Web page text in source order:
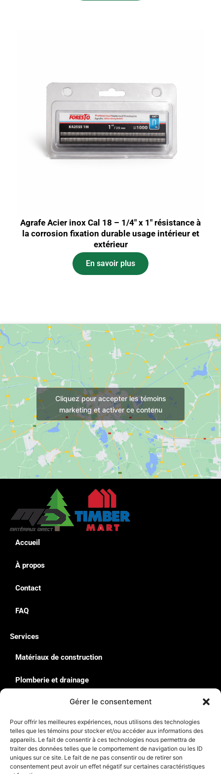
Gérer le consentement
Pour offrir les meilleures expériences, nous utilisons des technologies
telles que les témoins pour stocker et/ou accéder aux informations des
appareils. Le fait de consentir à ces technologies nous permettra de
traiter des données telles que le comportement de navigation ou les ID
uniques sur ce site. Le fait de ne pas consentir ou de retirer son
consentement peut avoir un effet négatif sur certaines caractéristiques
Agrafe Acier inox Cal 18 – 1/4″ x 1″ résistance à
la corrosion fixation durable usage intérieur et
extérieur
En savoir plus
Cliquez pour accepter les témoins
marketing et activer ce contenu
Accueil
À propos
Contact
FAQ
Services
Matériaux de construction
Plomberie et drainage
Quincaillerie & Équipement
Solutions de rangement : Rousseau
Contact
135, Avenue du Parc de l’Innovation La-Pocatière G0R